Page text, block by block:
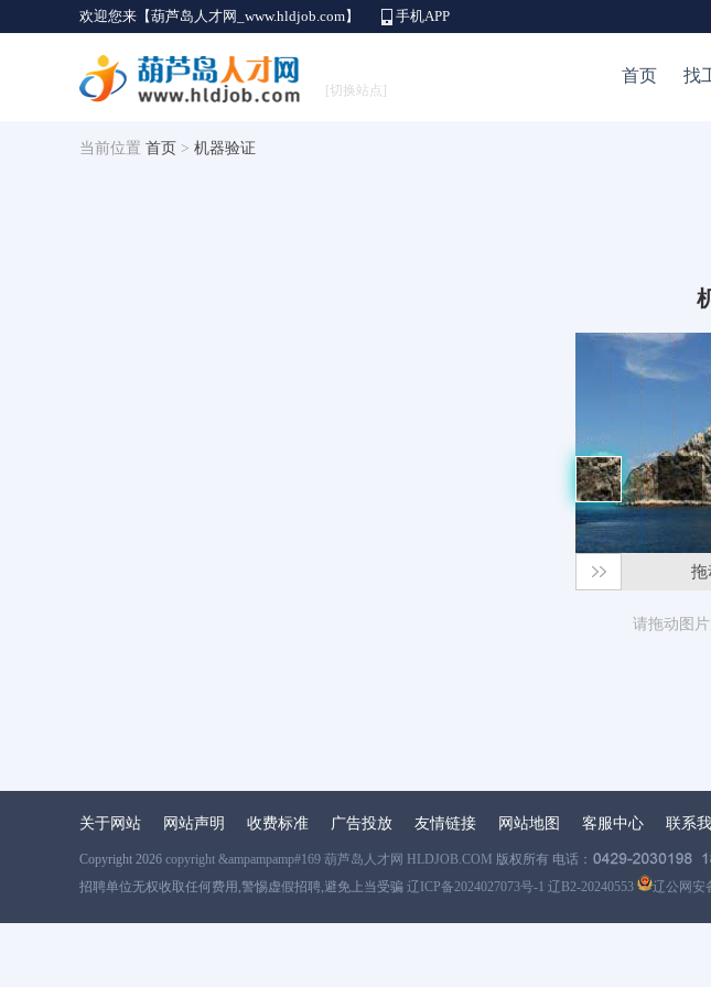
欢迎您来【葫芦岛人才网_www.hldjob.com】 手机APP
[切换站点]
首页 找
当前位置 首页 > 机器验证
拖
请拖动图
关于网站 网站声明 收费标准 广告投放 友情链接 网站地图 客服中心 联系
Copyright 2026 copyright &ampampamp#169 葫芦岛人才网 HLDJOB.COM 版权所有 电话：
招聘单位无权收取任何费用,警惕虚假招聘,避免上当受骗 辽ICP备2024027073号-1 辽B2-20240553 辽公网安